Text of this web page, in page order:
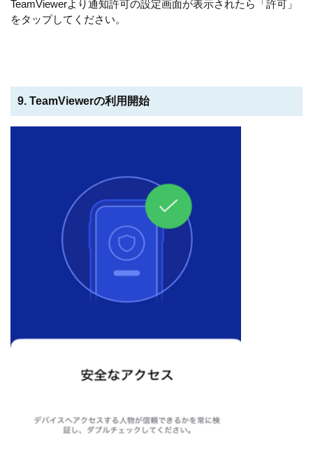
TeamViewerより通知許可の設定画面が表示されたら「許可」
をタップしてください。
9. TeamViewerの利用開始